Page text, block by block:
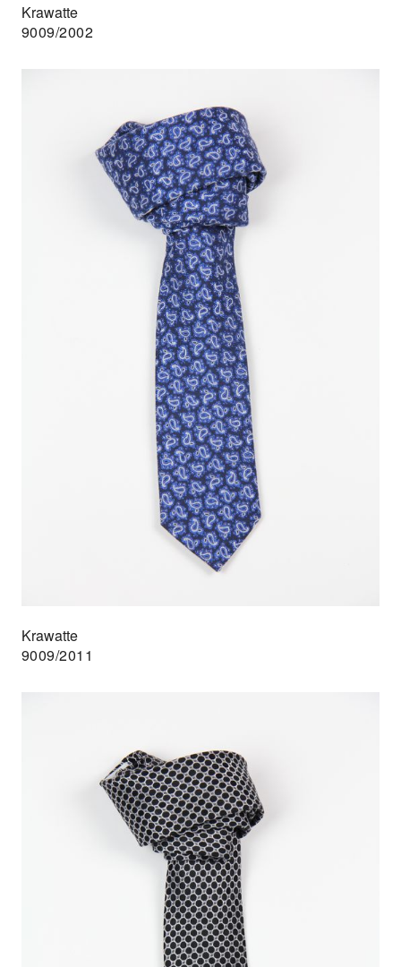
Krawatte
9009/2002
Krawatte
9009/2011